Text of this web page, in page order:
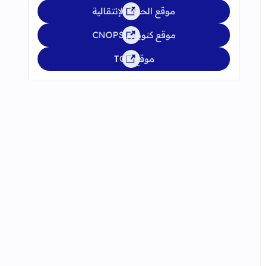
موقع الحركة الإنتقالية
موقع كنوبس CNOPS
موقع TGR